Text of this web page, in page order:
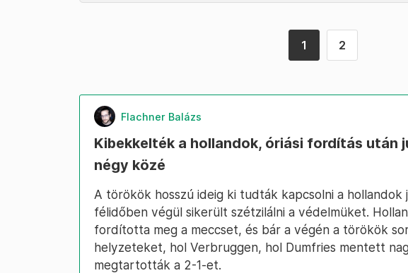
1 2
Flachner Balázs
Kibekkelték a hollandok, óriási fordítás után
négy közé
A törökök hosszú ideig ki tudták kapcsolni a hollandok
félidőben végül sikerült szétzilálni a védelmüket.
fordította meg a meccset, és bár a végén a törökök
helyzeteket, hol Verbruggen, hol Dumfries mentett
megtartották a 2-1-et.